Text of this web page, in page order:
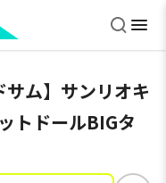
サム】サンリオキ
トドールBIGタ